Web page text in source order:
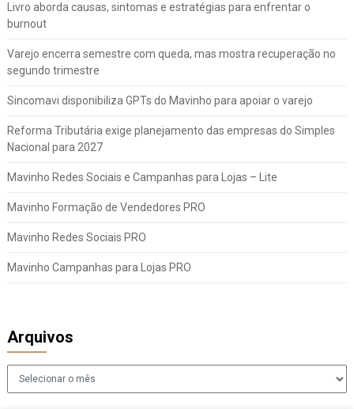
Livro aborda causas, sintomas e estratégias para enfrentar o
burnout
Varejo encerra semestre com queda, mas mostra recuperação no
segundo trimestre
Sincomavi disponibiliza GPTs do Mavinho para apoiar o varejo
Reforma Tributária exige planejamento das empresas do Simples
Nacional para 2027
Mavinho Redes Sociais e Campanhas para Lojas – Lite
Mavinho Formação de Vendedores PRO
Mavinho Redes Sociais PRO
Mavinho Campanhas para Lojas PRO
Arquivos
Arquivos